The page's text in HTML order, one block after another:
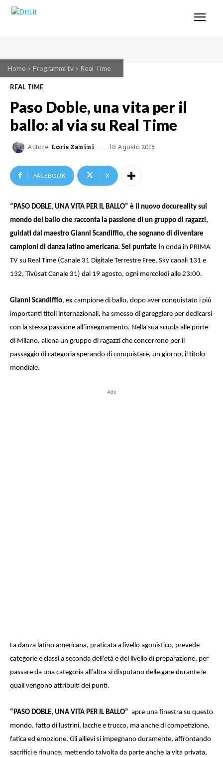
Home Programmi tv Real Time
REAL TIME
Paso Doble, una vita per il
ballo: al via su Real Time
Autore Loris Zanini 18 Agosto 2015
FACEBOOK X
“PASO DOBLE, UNA VITA PER IL BALLO” è il nuovo docureality sul
mondo del ballo che racconta la passione di un gruppo di ragazzi,
guidati dal maestro Gianni Scandiffio, che sognano di diventare
campioni di danza latino americana. Sei puntate in onda in PRIMA
TV su Real Time (Canale 31 Digitale Terrestre Free, Sky canali 131 e
132, Tivùsat Canale 31) dal 19 agosto, ogni mercoledì alle 23:00.
Gianni Scandiffio, ex campione di ballo, dopo aver conquistato i più
importanti titoli internazionali, ha smesso di gareggiare per dedicarsi
con la stessa passione all’insegnamento. Nella sua scuola alle porte
di Milano, allena un gruppo di ragazzi che concorrono per il
passaggio di categoria sperando di conquistare, un giorno, il titolo
mondiale.
Ads
La danza latino americana, praticata a livello agonistico, prevede
categorie e classi a seconda dell’età e del livello di preparazione, per
passare da una categoria all’altra si disputano delle gare durante le
quali vengono attribuiti dei punti.
“PASO DOBLE, UNA VITA PER IL BALLO” apre una finestra su questo
mondo, fatto di lustrini, lacche e trucco, ma anche di competizione,
fatica ed emozione. Gli allievi si impegnano duramente, affrontando
sacrifici e rinunce, mettendo talvolta da parte anche la vita privata,